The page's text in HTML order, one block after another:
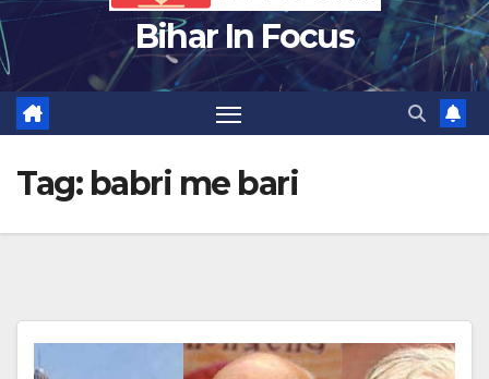
Bihar In Focus
Tag: babri me bari